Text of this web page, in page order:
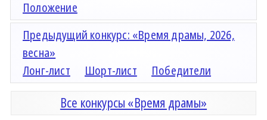
Положение
Предыдущий конкурс: «Время драмы, 2026,
весна»
Лонг-лист
Шорт-лист Победители
Все конкурсы «Время драмы»